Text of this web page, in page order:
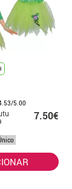
5.00
7.50€